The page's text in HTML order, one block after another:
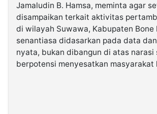
Kabarbaru.co
2026
Jamaludin B. Hamsa, meminta agar
disampaikan terkait aktivitas
di wilayah Suwawa, Kabupaten Bone
senantiasa didasarkan pada data
nyata, bukan dibangun di atas narasi
berpotensi menyesatkan masyarakat